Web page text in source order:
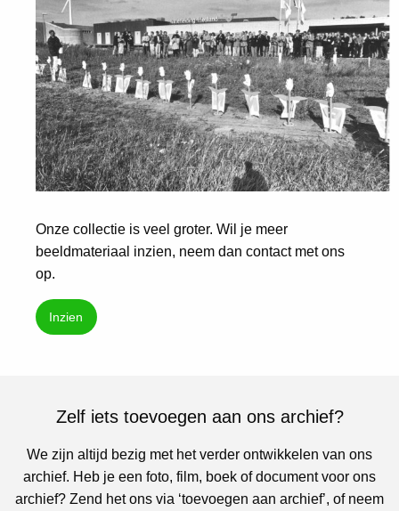
Onze collectie is veel groter. Wil je meer
beeldmateriaal inzien, neem dan contact met ons
op.
Inzien
Zelf iets toevoegen aan ons archief?
We zijn altijd bezig met het verder ontwikkelen van ons
archief. Heb je een foto, film, boek of document voor ons
archief? Zend het ons via ‘toevoegen aan archief’, of neem